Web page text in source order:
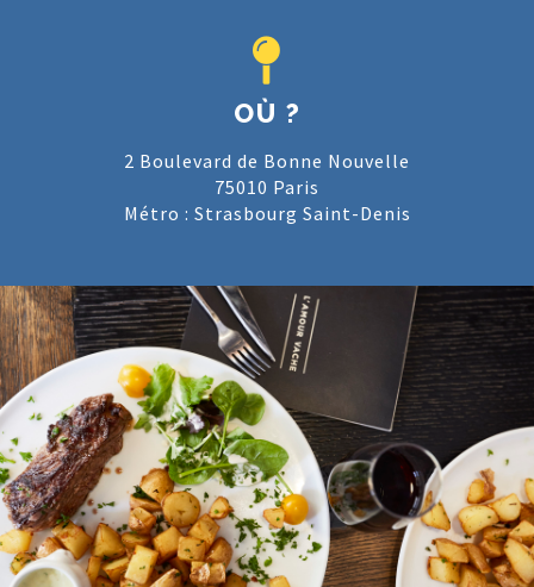
OÙ ?
2 Boulevard de Bonne Nouvelle
75010 Paris
Métro : Strasbourg Saint-Denis